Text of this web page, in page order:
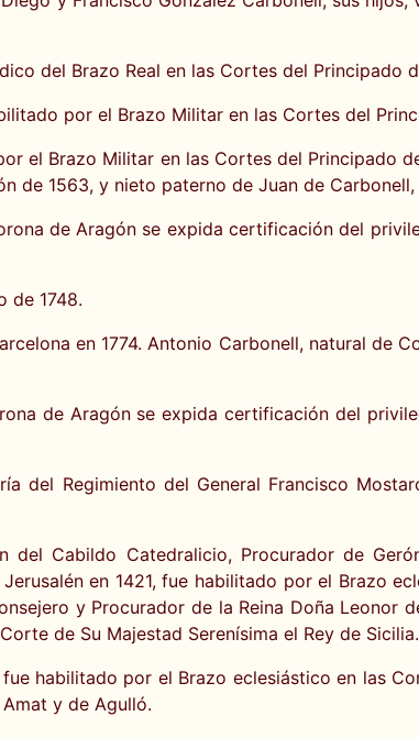
del Brazo Real en las Cortes del Principado
por el Brazo Militar en las Cortes del
el Brazo Militar en las Cortes del Principado
1563, y nieto paterno de Juan de
de Aragón se expida certificación del
de 1748.
en 1774. Antonio Carbonell, natural de
de Aragón se expida certificación del
del Regimiento del General Francisco
del Cabildo Catedralicio, Procurador de
en 1421, fue habilitado por el Brazo
y Procurador de la Reina Doña Leonor
de Su Majestad Serenísima el Rey de Sicilia.
habilitado por el Brazo eclesiástico en las
y de Agulló.